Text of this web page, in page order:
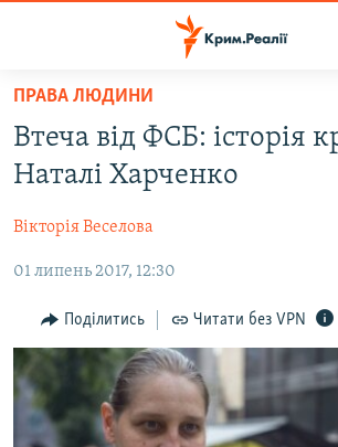
Перейти
основного
матеріалу
до
навігації
Перейти
пошуку
ВОДА.КРИМ
ВІДЕО ТА ФОТО
ПОЛІТИКА
БЛОГИ
ПОГЛЯД
ІНТЕРВ'Ю
ВСЕ ЗА ДЕНЬ
СПЕЦПРОЕКТИ
ПРАВА ЛЮДИНИ
Втеча від ФСБ: історія
Наталі Харченко
Вікторія Веселова
01 липень 2017, 12:30
Поділитись Читати без VPN